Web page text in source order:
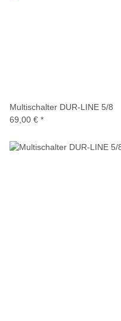
Multischalter DUR-LINE 5/8
69,00 € *